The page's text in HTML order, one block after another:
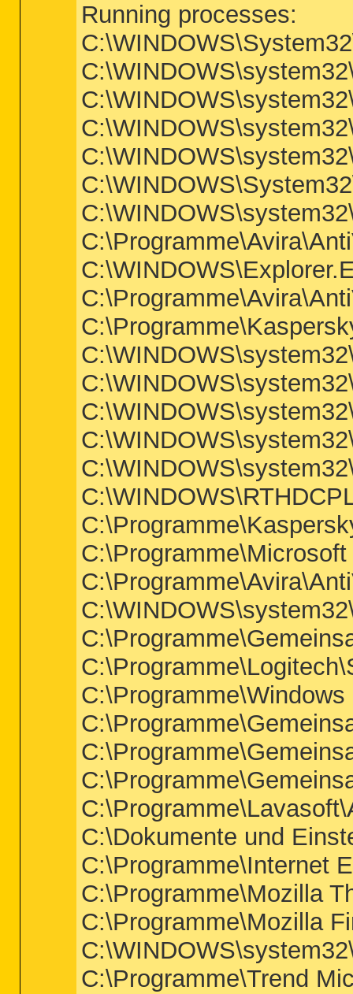
Running processes:
C:\Dokumente und
C:\Programme\Internet
C:\Programme\Mozilla
C:\Programme\Mozilla
C:\Programme\Trend